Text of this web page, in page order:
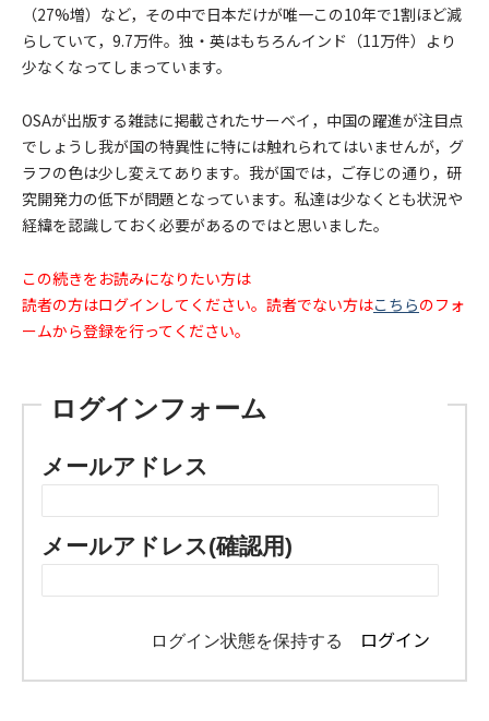
（27%増）など，その中で日本だけが唯一この10年で1割ほど減
らしていて，9.7万件。独・英はもちろんインド（11万件）より
少なくなってしまっています。
OSAが出版する雑誌に掲載されたサーベイ，中国の躍進が注目点
でしょうし我が国の特異性に特には触れられてはいませんが，グ
ラフの色は少し変えてあります。我が国では，ご存じの通り，研
究開発力の低下が問題となっています。私達は少なくとも状況や
経緯を認識しておく必要があるのではと思いました。
この続きをお読みになりたい方は
読者の方はログインしてください。読者でない方はこちらのフォ
ームから登録を行ってください。
ログインフォーム
メールアドレス
メールアドレス(確認用)
ログイン状態を保持する